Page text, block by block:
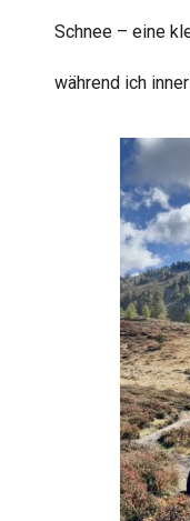
Schnee – eine
während ich